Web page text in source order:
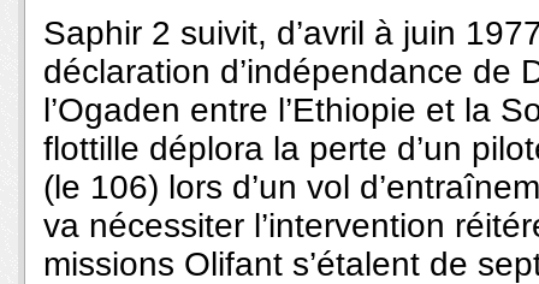
Saphir 2 suivit, d’avril à juin
déclaration d’indépendance de
l’Ogaden entre l’Ethiopie et la
flottille déplora la perte d’un
(le 106) lors d’un vol
va nécessiter l’intervention
missions Olifant s’étalent de